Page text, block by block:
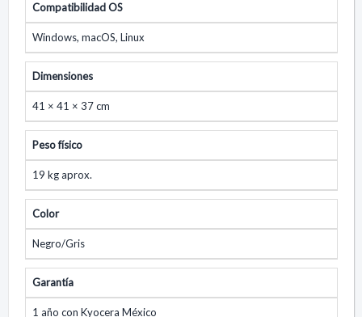
Compatibilidad OS
Windows, macOS, Linux
Dimensiones
41 × 41 × 37 cm
Peso físico
19 kg aprox.
Color
Negro/Gris
Garantía
1 año con Kyocera México